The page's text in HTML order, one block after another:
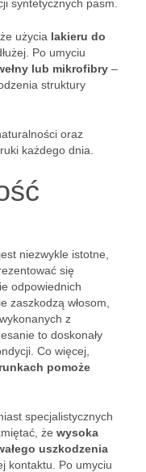
syntetycznych pasm.
użycia lakieru do
Po umyciu
lub mikrofibry –
struktury
oraz
każdego dnia.
jest niezwykle istotne,
się
odpowiednich
zaszkodzą włosom,
z
to doskonały
Co więcej,
pomoże
specjalistycznych
że wysoka
uszkodzenia
kontaktu. Po umyciu